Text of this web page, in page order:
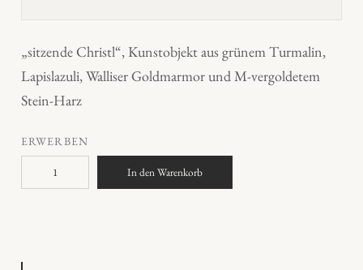
„sitzende Christl“, Kunstobjekt aus grünem Turmalin,
Lapislazuli, Walliser Goldmarmor und M-vergoldetem
Stein-Harz
ERWERBEN
h
In den Warenkorb